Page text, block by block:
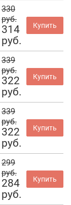
330
руб.
314
руб.
Купить
339
руб.
322
руб.
Купить
339
руб.
322
руб.
Купить
299
руб.
284
руб.
Купить